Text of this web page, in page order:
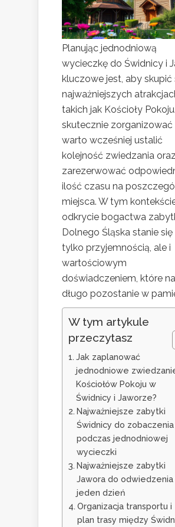
Planując jednodniową
wycieczkę do Świdnicy i
kluczowe jest, aby skupić
najważniejszych
takich jak Kościoły
skutecznie zorganizować
warto wcześniej ustalić
kolejność zwiedzania oraz
zarezerwować
ilość czasu na
miejsca. W tym
odkrycie bogactwa
Dolnego Śląska stanie się
tylko przyjemnością, ale i
wartościowym
doświadczeniem, które na
długo pozostanie w
W tym artykule
przeczytasz
Jak zaplanować
jednodniowe
Kościołów Pokoju w
Świdnicy i Jaworze?
Najważniejsze zabytki
Świdnicy do zobaczenia
podczas jednodniowej
wycieczki
Najważniejsze zabytki
Jawora do odwiedzenia
jeden dzień
Organizacja transportu i
plan trasy między